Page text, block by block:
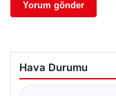
Hava Durumu